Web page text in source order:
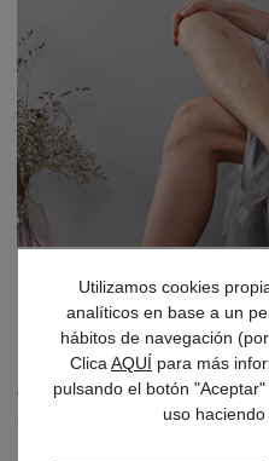
Consejos y
síntomas de las
Aunque no se pueda prevenir la
piernas, sí que se pueden
Utilizamos cookies
analíticos en base a un
hábitos de navegación
Clica AQUÍ para más
pulsando el botón
uso haciendo